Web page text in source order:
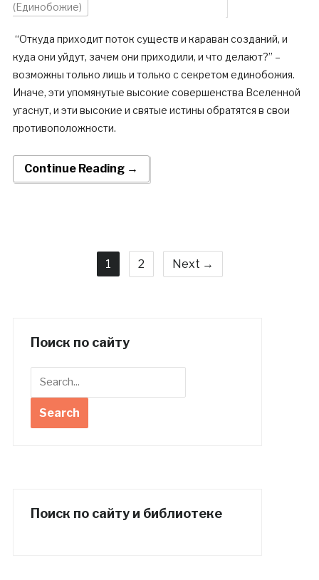
(Единобожие)
“Откуда приходит поток существ и караван созданий, и
куда они уйдут, зачем они приходили, и что делают?” –
возможны только лишь и только с секретом единобожия.
Иначе, эти упомянутые высокие совершенства Вселенной
угаснут, и эти высокие и святые истины обратятся в свои
противоположности.
Continue Reading →
1 2 Next →
Поиск по сайту
Поиск по сайту и библиотеке